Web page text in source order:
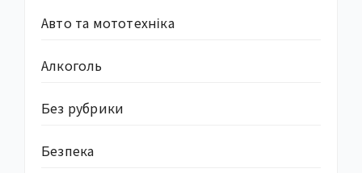
Авто та мототехніка
Алкоголь
Без рубрики
Безпека